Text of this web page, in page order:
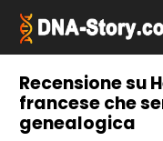
contenuto
Recensione su
francese che
genealogica